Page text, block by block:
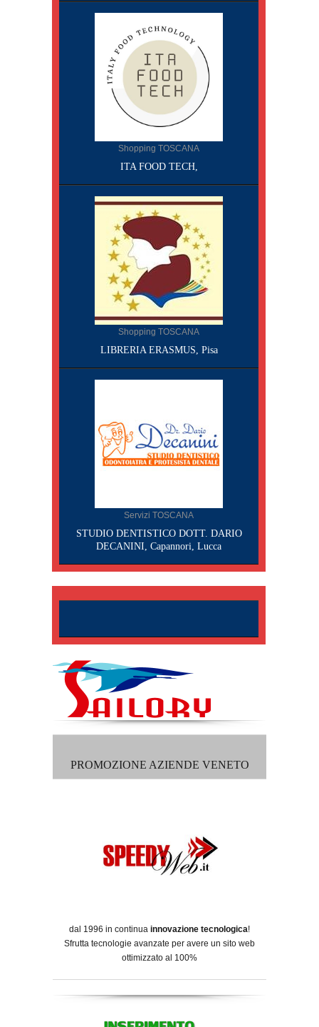
Shopping TOSCANA
ITA FOOD TECH,
Shopping TOSCANA
LIBRERIA ERASMUS, Pisa
Servizi TOSCANA
STUDIO DENTISTICO DOTT. DARIO
DECANINI, Capannori, Lucca
PROMOZIONE AZIENDE VENETO
dal 1996 in continua innovazione tecnologica!
Sfrutta tecnologie avanzate per avere un sito web
ottimizzato al 100%